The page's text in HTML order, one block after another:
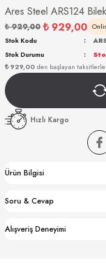
Ares Steel ARS124
₺ 929,00 ₺ 929,00
₺ 929,00 den başlayan taksitlerle!
Stok Kodu
Stok Durumu
Hızlı Kargo
Ürün Bilgisi
Soru & Cevap
Alışveriş Deneyimi